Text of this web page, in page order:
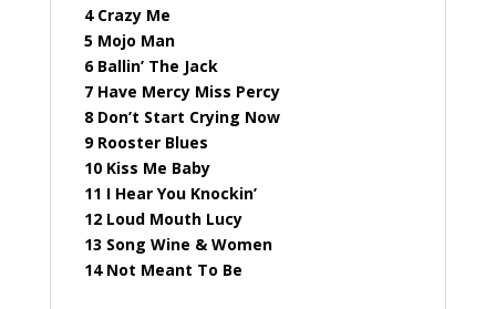
4 Crazy Me
5 Mojo Man
6 Ballin’ The Jack
7 Have Mercy Miss Percy
8 Don’t Start Crying Now
9 Rooster Blues
10 Kiss Me Baby
11 I Hear You Knockin’
12 Loud Mouth Lucy
13 Song Wine & Women
14 Not Meant To Be